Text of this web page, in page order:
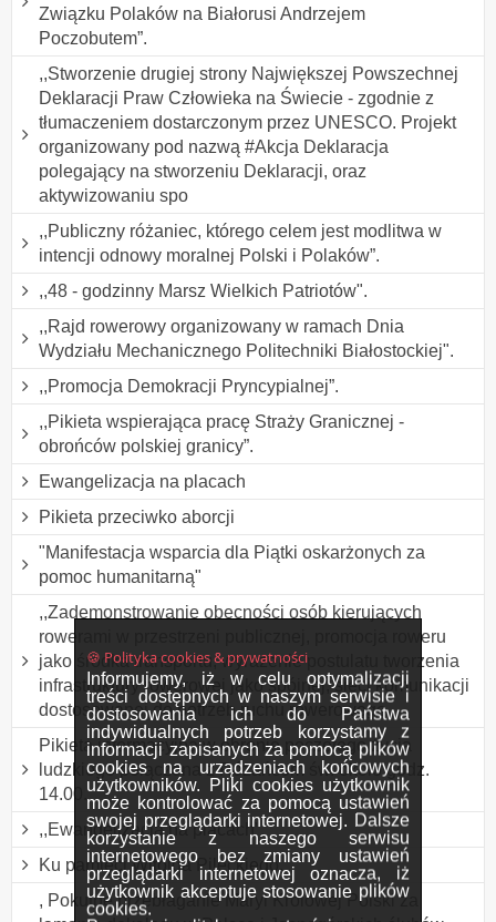
🍪 Polityka cookies & prywatności
Informujemy, iż w celu optymalizacji
treści dostępnych w naszym serwisie i
dostosowania ich do Państwa
indywidualnych potrzeb korzystamy z
informacji zapisanych za pomocą plików
cookies na urządzeniach końcowych
użytkowników. Pliki cookies użytkownik
może kontrolować za pomocą ustawień
swojej przeglądarki internetowej. Dalsze
korzystanie z naszego serwisu
internetowego bez zmiany ustawień
przeglądarki internetowej oznacza, iż
użytkownik akceptuje stosowanie plików
cookies.
Związku Polaków na Białorusi Andrzejem
Poczobutem”.
,,Stworzenie drugiej strony Największej Powszechnej
Deklaracji Praw Człowieka na Świecie - zgodnie z
tłumaczeniem dostarczonym przez UNESCO. Projekt
organizowany pod nazwą #Akcja Deklaracja
polegający na stworzeniu Deklaracji, oraz
aktywizowaniu spo
,,Publiczny różaniec, którego celem jest modlitwa w
intencji odnowy moralnej Polski i Polaków”.
,,48 - godzinny Marsz Wielkich Patriotów".
,,Rajd rowerowy organizowany w ramach Dnia
Wydziału Mechanicznego Politechniki Białostockiej".
,,Promocja Demokracji Pryncypialnej”.
,,Pikieta wspierająca pracę Straży Granicznej -
obrońców polskiej granicy”.
Ewangelizacja na placach
Pikieta przeciwko aborcji
"Manifestacja wsparcia dla Piątki oskarżonych za
pomoc humanitarną"
,,Zademonstrowanie obecności osób kierujących
rowerami w przestrzeni publicznej, promocja roweru
jako środka transportu, wyrażenie postulatu tworzenia
infrastruktury rowerowej jako spójnej, sieci komunikacji
dostosowanej do potrzeb ruchu rowerowego
Pikieta informacyjna w obronie poczętego życia
ludzkiego połączona z Różańcem św. około godz.
14.00.
,,Ewangelizacja na placach”.
Ku pamięci Witolda Pileckiego.
, Pokutne przebłaganie Maryi Królowej Polski za